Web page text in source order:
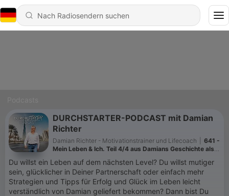
DURCHSTARTER-PODCAST mit Damian
Richter
Damian Richter - Motivationstrainer und Lifecoach
641 -
Mein Leben & Ich. Teil 4/4 aus Damians Geschichte als
Du willst ein Leben auf dem nächsten Level? Du willst mutiger
sein, glücklicher in Deiner Partnerschaft oder einfach mehr
Strategien und Tipps für Erfolg und Glück im Leben leicht
verständlich von Damian geliefert bekommen? Dann bist Du